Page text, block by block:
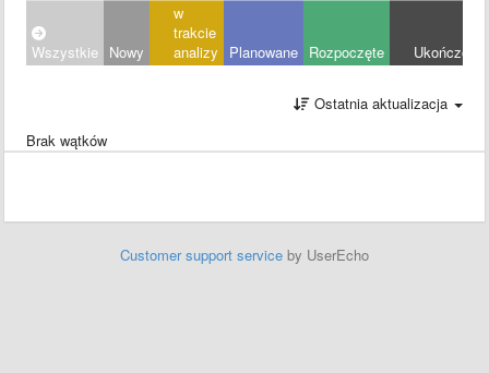
Wszystkie Nowy
w
trakcie
analizy
Planowane Rozpoczęte Ukończony
Ostatnia aktualizacja
Brak wątków
Customer support service by UserEcho